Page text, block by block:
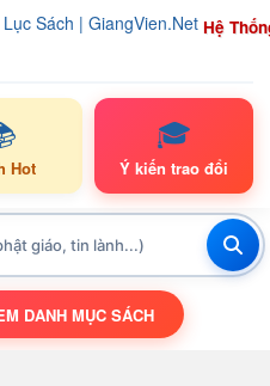
Hệ
Hot
🎓
Ý kiến trao đổi
TOGGLE NAVIGATION
DANH MỤC SÁCH